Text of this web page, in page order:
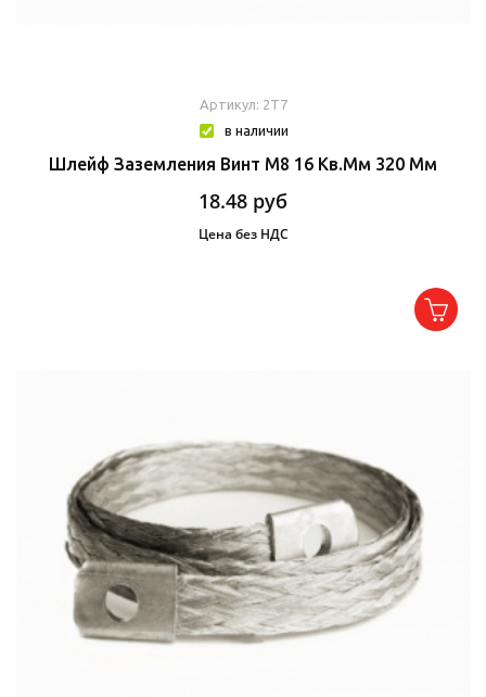
Артикул: 2T7
в наличии
Шлейф Заземления Винт М8 16 Кв.мм 320 Мм
18.48 руб
Цена без НДС